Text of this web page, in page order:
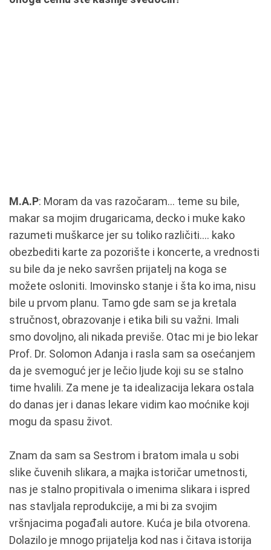
M.A.P: Moram da vas razočaram... teme su bile,
makar sa mojim drugaricama, decko i muke kako
razumeti muškarce jer su toliko različiti.... kako
obezbediti karte za pozorište i koncerte, a vrednosti
su bile da je neko savršen prijatelj na koga se
možete osloniti. Imovinsko stanje i šta ko ima, nisu
bile u prvom planu. Tamo gde sam se ja kretala
stručnost, obrazovanje i etika bili su važni. Imali
smo dovoljno, ali nikada previše. Otac mi je bio lekar
Prof. Dr. Solomon Adanja i rasla sam sa osećanjem
da je svemoguć jer je lečio ljude koji su se stalno
time hvalili. Za mene je ta idealizacija lekara ostala
do danas jer i danas lekare vidim kao moćnike koji
mogu da spasu život.
Znam da sam sa Sestrom i bratom imala u sobi
slike čuvenih slikara, a majka istoričar umetnosti,
nas je stalno propitivala o imenima slikara i ispred
nas stavljala reprodukcije, a mi bi za svojim
vršnjacima pogađali autore. Kuća je bila otvorena.
Dolazilo je mnogo prijatelja kod nas i čitava istorija